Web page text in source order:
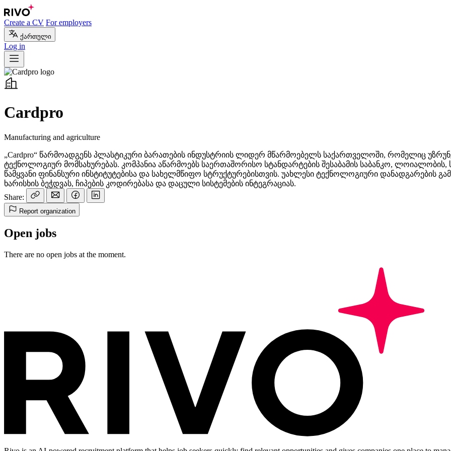
Create a CV For employers
ქართული
Log in
Cardpro
Manufacturing and agriculture
„Cardpro“ წარმოადგენს პლასტიკური ბარათების ინდუსტრიის ლიდერ მწარმოებელს საქართველოში, რომელიც
ტექნოლოგიურ მომსახურებას. კომპანია აწარმოებს საერთაშორისო სტანდარტების შესაბამის საბანკო,
წამყვანი ფინანსური ინსტიტუტებისა და სახელმწიფო სტრუქტურებისთვის. უახლესი ტექნოლოგიური დანადგარების
ხარისხის ბეჭდვას, ჩიპების კოდირებასა და დაცული სისტემების ინტეგრაციას.
Share:
Report organization
Open jobs
There are no open jobs at the moment.